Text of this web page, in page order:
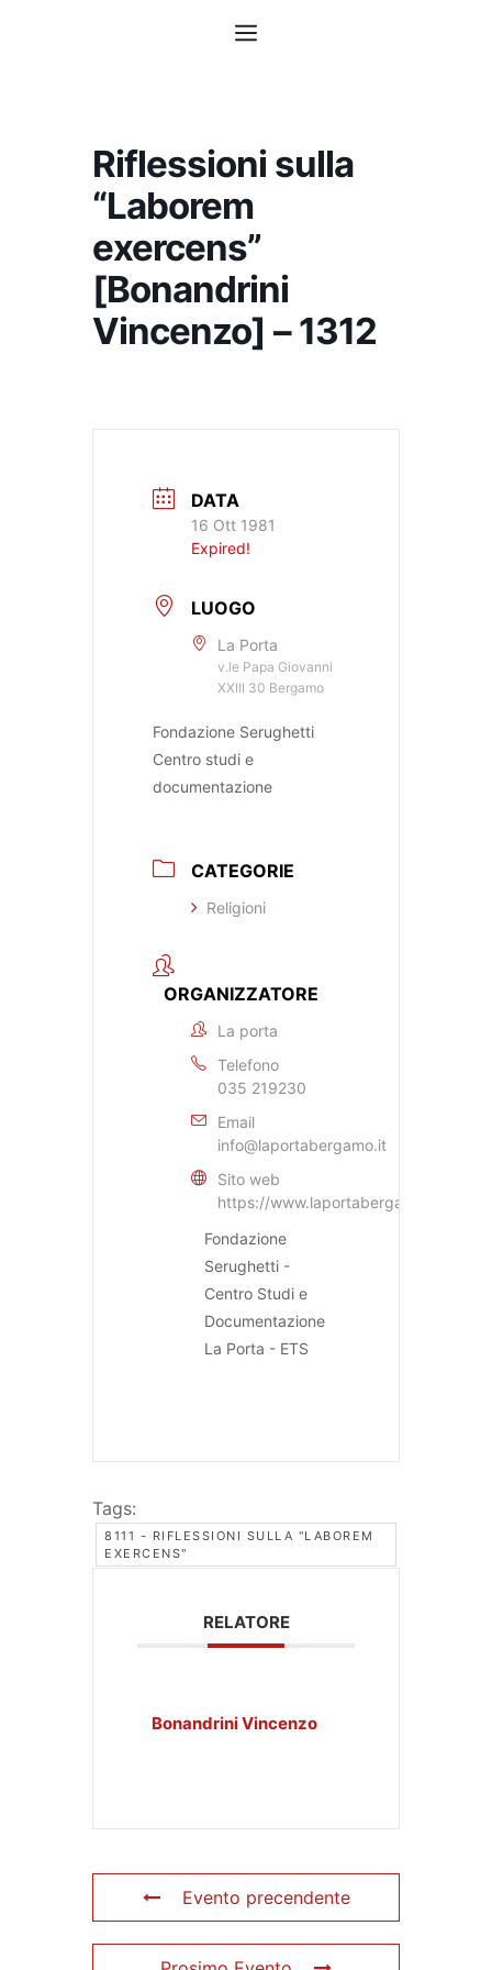
Menu
Riflessioni sulla
“Laborem
exercens”
[Bonandrini
Vincenzo] – 1312
DATA
16 Ott 1981
Expired!
LUOGO
La Porta
v.le Papa Giovanni
XXIII 30 Bergamo
Fondazione Serughetti
Centro studi e
documentazione
CATEGORIE
Religioni
ORGANIZZATORE
La porta
Telefono
035 219230
Email
info@laportabergamo.it
Sito web
https://www.laportabergamo.it
Fondazione
Serughetti -
Centro Studi e
Documentazione
La Porta - ETS
Tags:
8111 - RIFLESSIONI SULLA "LABOREM
EXERCENS"
RELATORE
Bonandrini Vincenzo
Evento precendente